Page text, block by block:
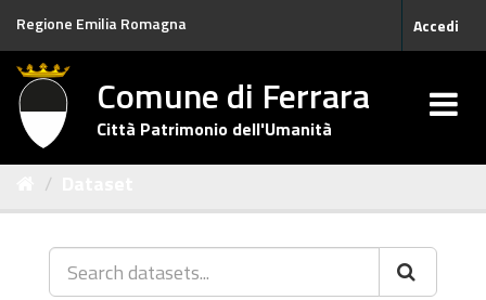
Salta
contenuto
Regione Emilia Romagna Accedi
Comune di Ferrara
Città Patrimonio dell'Umanità